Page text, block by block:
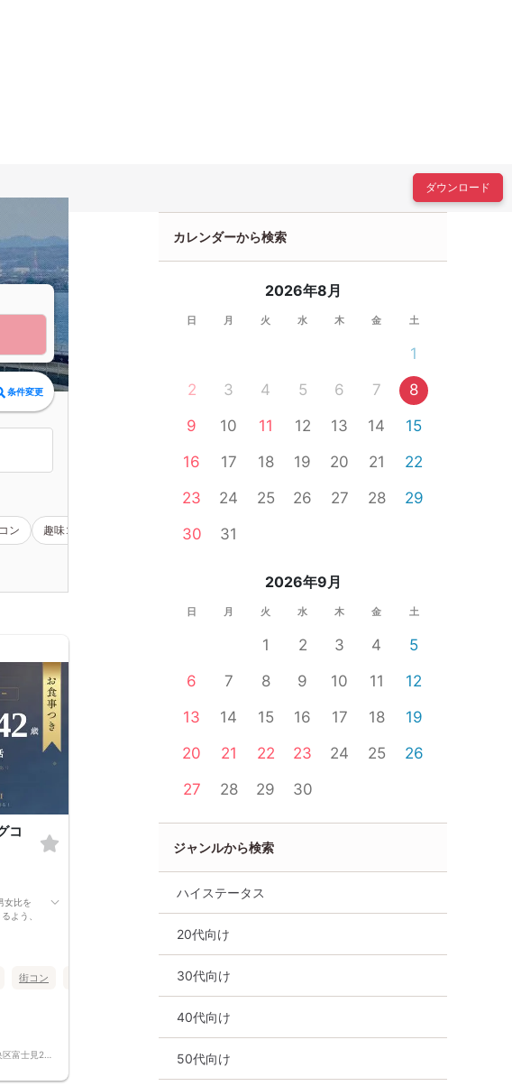
ダウンロード
条件変更
ン 趣味コン 女性無料 婚活セミナー
コ
女比を
よう、
悩むこ
合
街コン 千葉駅周辺
カレンダーから検索
2026年8月
日 月 火 水 木 金 土
1
2
3 4 5 6 7
8
9
10 11 12 13 14
15
16
17 18 19 20 21
22
23
24 25 26 27 28
29
30
31
2026年9月
日 月 火 水 木 金 土
1 2 3 4
5
6
7 8 9 10 11
12
13
14 15 16 17 18
19
20
21 22 23 24 25
26
27
28 29 30
ジャンルから検索
ハイステータス
20代向け
30代向け
40代向け
50代向け